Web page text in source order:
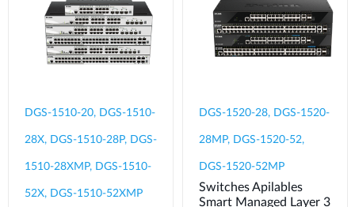
DGS-1510-20, DGS-1510-
28X, DGS-1510-28P, DGS-
1510-28XMP, DGS-1510-
52X, DGS-1510-52XMP
DGS-1520-28, DGS-1520-
28MP, DGS-1520-52,
DGS-1520-52MP
Switches Apilables
Smart Managed Layer 3